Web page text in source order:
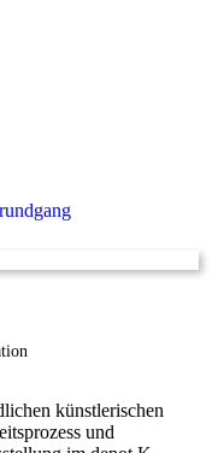
künstlerischen
und